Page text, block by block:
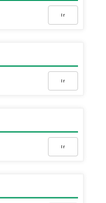
Ir
Ir
Ir